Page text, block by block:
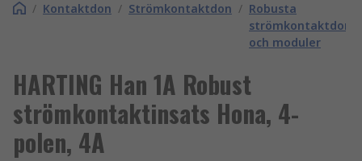
/ Kontaktdon / Strömkontaktdon / Robusta
och moduler
HARTING Han 1A Robust
strömkontaktinsats Hona, 4-
polen, 4A